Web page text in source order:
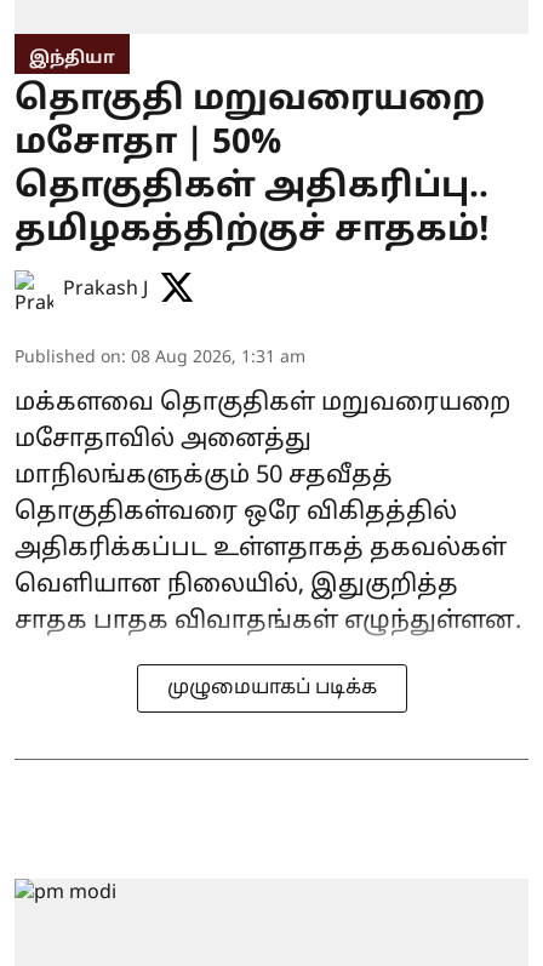
இந்தியா
தொகுதி மறுவரையறை
மசோதா | 50%
தொகுதிகள் அதிகரிப்பு..
தமிழகத்திற்குச் சாதகம்!
Prakash J
Published on: 08 Aug 2026, 1:31 am
மக்களவை தொகுதிகள் மறுவரையறை
மசோதாவில் அனைத்து
மாநிலங்களுக்கும் 50 சதவீதத்
தொகுதிகள்வரை ஒரே விகிதத்தில்
அதிகரிக்கப்பட உள்ளதாகத் தகவல்கள்
வெளியான நிலையில், இதுகுறித்த
சாதக பாதக விவாதங்கள் எழுந்துள்ளன.
முழுமையாகப் படிக்க